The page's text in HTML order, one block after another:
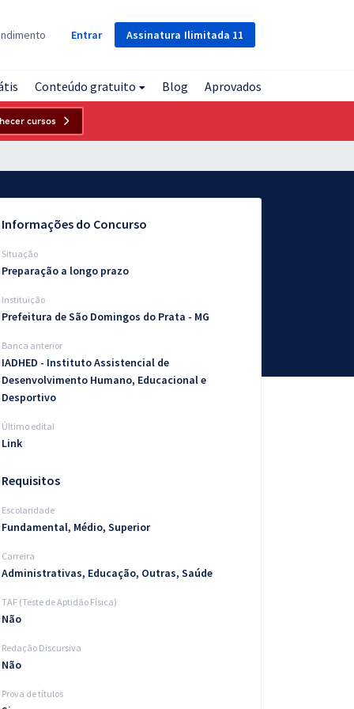
Assinatura Ilimitada 11
Entrar
Conteúdo gratuito Blog Aprovados
cursos
Informações do Concurso
Situação
Preparação a longo prazo
Instituição
Prefeitura de São Domingos do Prata - MG
Banca anterior
IADHED - Instituto Assistencial de
Desenvolvimento Humano, Educacional e
Desportivo
Último edital
Link
Requisitos
Escolaridade
Fundamental, Médio, Superior
Carreira
Administrativas, Educação, Outras, Saúde
TAF (Teste de Aptidão Física)
Não
Redação Discursiva
Não
Prova de títulos